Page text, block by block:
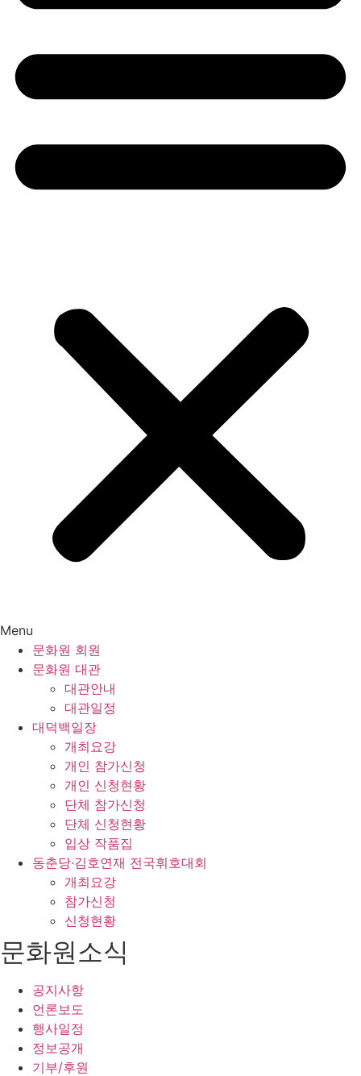
Menu
문화원 회원
문화원 대관
대관안내
대관일정
대덕백일장
개최요강
개인 참가신청
개인 신청현황
단체 참가신청
단체 신청현황
입상 작품집
동춘당·김호연재 전국휘호대회
개최요강
참가신청
신청현황
문화원소식
공지사항
언론보도
행사일정
정보공개
기부/후원